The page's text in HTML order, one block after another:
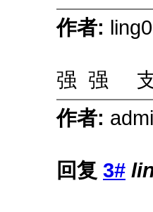
作者:
强 强
作者:
回复 3#